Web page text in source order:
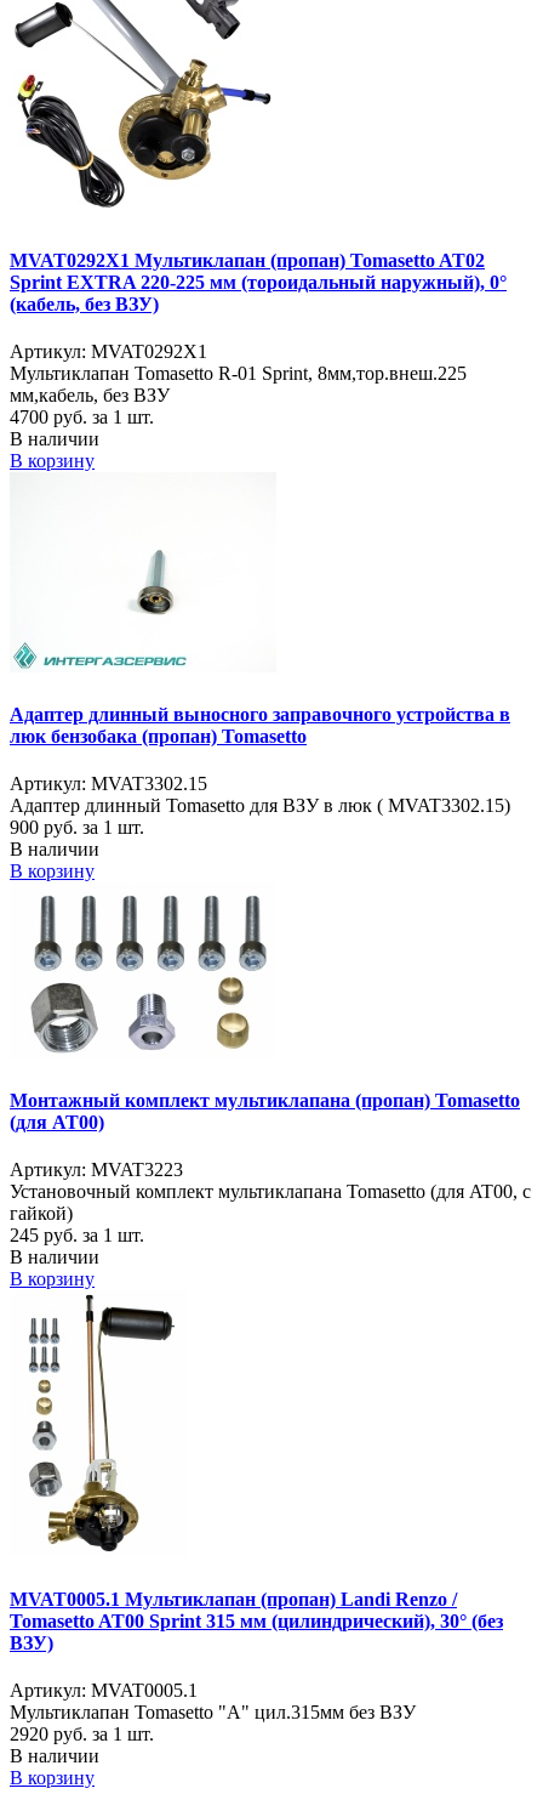
MVAT0292X1 Мультиклапан (пропан) Tomasetto AT02
Sprint EXTRA 220-225 мм (тороидальный наружный), 0°
(кабель, без ВЗУ)
Артикул: MVAT0292X1
Мультиклапан Tomasetto R-01 Sprint, 8мм,тор.внеш.225
мм,кабель, без ВЗУ
4700 руб. за 1 шт.
В наличии
В корзину
Адаптер длинный выносного заправочного устройства в
люк бензобака (пропан) Tomasetto
Артикул: MVAT3302.15
Адаптер длинный Tomasetto для ВЗУ в люк ( MVAT3302.15)
900 руб. за 1 шт.
В наличии
В корзину
Монтажный комплект мультиклапана (пропан) Tomasetto
(для AT00)
Артикул: MVAT3223
Установочный комплект мультиклапана Tomasetto (для AT00, с
гайкой)
245 руб. за 1 шт.
В наличии
В корзину
MVAT0005.1 Мультиклапан (пропан) Landi Renzo /
Tomasetto AT00 Sprint 315 мм (цилиндрический), 30° (без
ВЗУ)
Артикул: MVAT0005.1
Мультиклапан Tomasetto "A" цил.315мм без ВЗУ
2920 руб. за 1 шт.
В наличии
В корзину